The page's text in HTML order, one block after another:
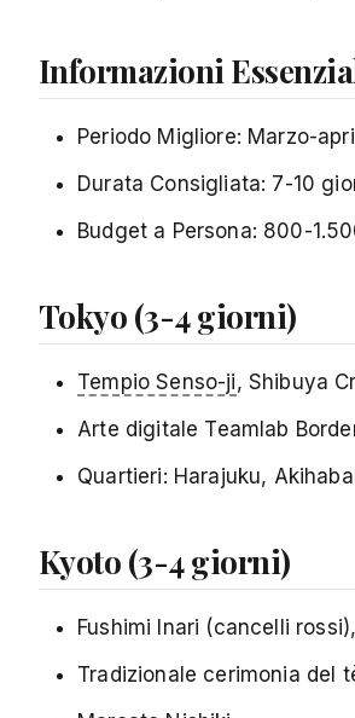
Informazioni
Periodo Migliore: Marzo-
Durata Consigliata: 7-10
Budget a Persona: 800-
Tokyo (3-4 giorni)
Tempio Senso-ji, Shibuya
Arte digitale Teamlab
Quartieri: Harajuku,
Kyoto (3-4 giorni)
Fushimi Inari (cancelli rossi),
Tradizionale cerimonia del